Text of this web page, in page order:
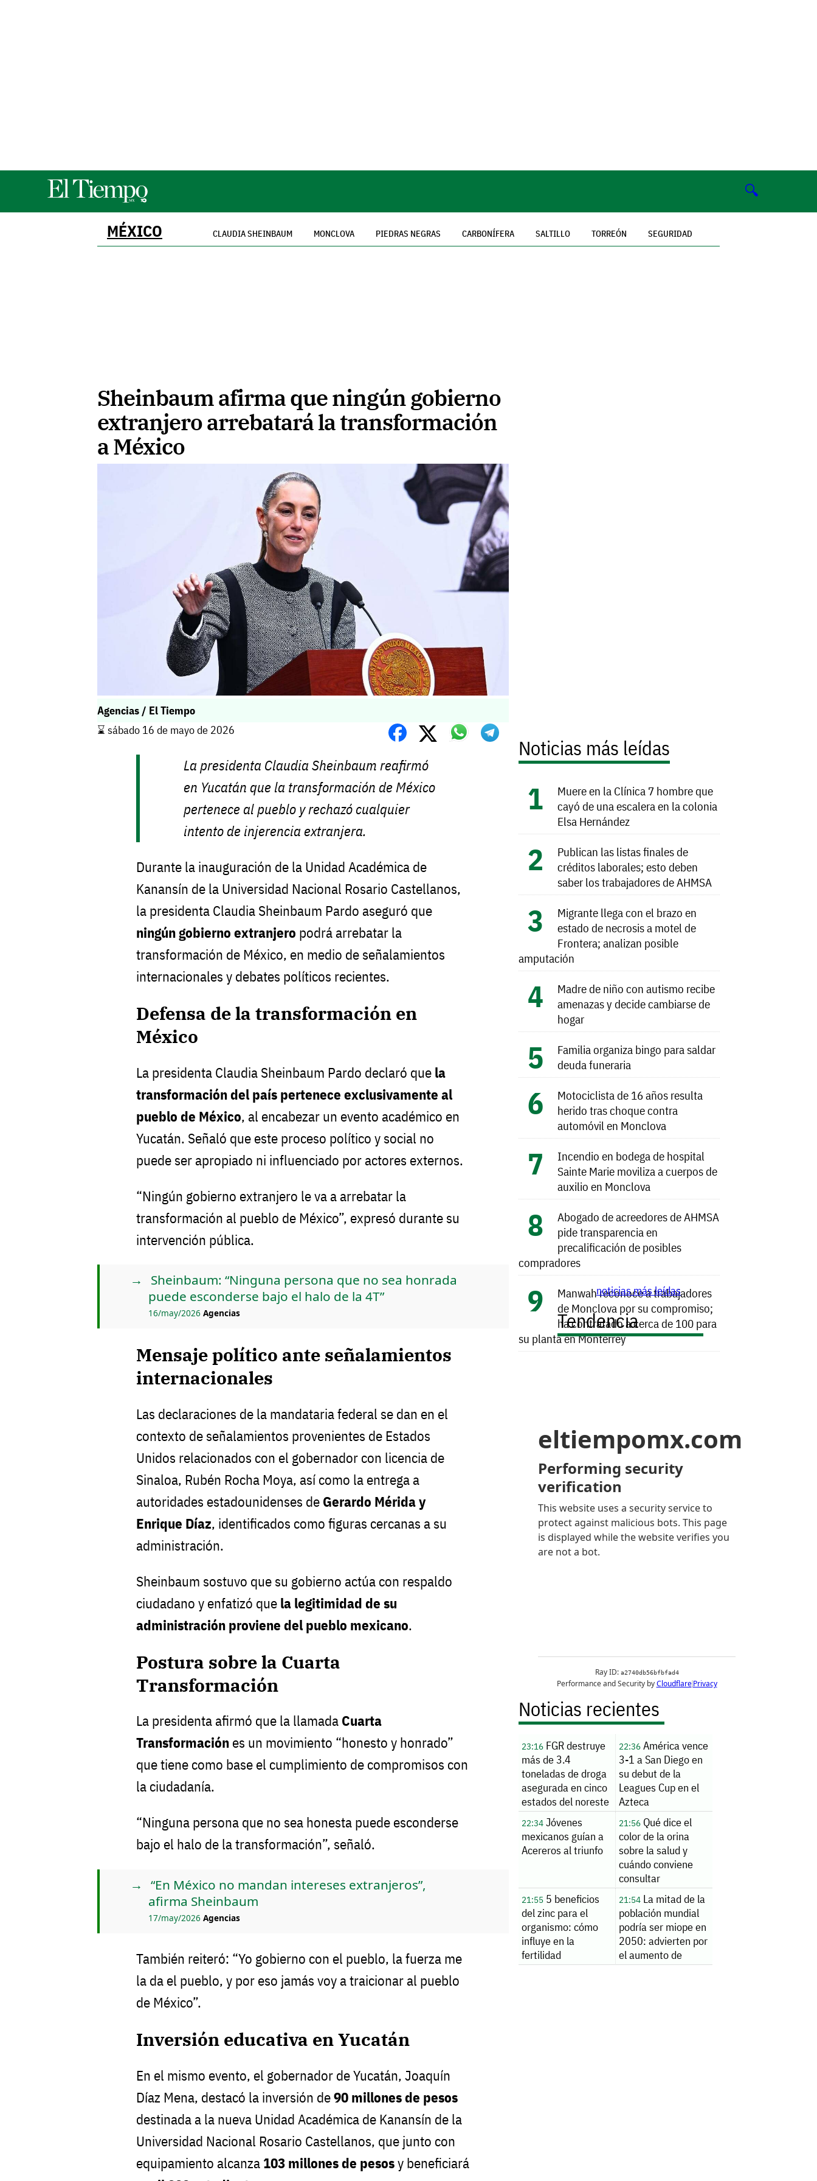
🔍
MÉXICO CLAUDIA SHEINBAUM MONCLOVA PIEDRAS NEGRAS CARBONÍFERA SALTILLO TORREÓN SEGURIDAD
Sheinbaum afirma que ningún gobierno
extranjero arrebatará la transformación
a México
Agencias / El Tiempo
⌛️ sábado 16 de mayo de 2026
La presidenta Claudia Sheinbaum reafirmó
en Yucatán que la transformación de México
pertenece al pueblo y rechazó cualquier
intento de injerencia extranjera.
Durante la inauguración de la Unidad Académica de
Kanansín de la Universidad Nacional Rosario Castellanos,
la presidenta Claudia Sheinbaum Pardo aseguró que
ningún gobierno extranjero podrá arrebatar la
transformación de México, en medio de señalamientos
internacionales y debates políticos recientes.
Defensa de la transformación en
México
La presidenta Claudia Sheinbaum Pardo declaró que la
transformación del país pertenece exclusivamente al
pueblo de México, al encabezar un evento académico en
Yucatán. Señaló que este proceso político y social no
puede ser apropiado ni influenciado por actores externos.
“Ningún gobierno extranjero le va a arrebatar la
transformación al pueblo de México”, expresó durante su
intervención pública.
Sheinbaum: “Ninguna persona que no sea honrada
puede esconderse bajo el halo de la 4T”
16/may/2026 Agencias
Mensaje político ante señalamientos
internacionales
Las declaraciones de la mandataria federal se dan en el
contexto de señalamientos provenientes de Estados
Unidos relacionados con el gobernador con licencia de
Sinaloa, Rubén Rocha Moya, así como la entrega a
autoridades estadounidenses de Gerardo Mérida y
Enrique Díaz, identificados como figuras cercanas a su
administración.
Sheinbaum sostuvo que su gobierno actúa con respaldo
ciudadano y enfatizó que la legitimidad de su
administración proviene del pueblo mexicano.
Postura sobre la Cuarta
Transformación
La presidenta afirmó que la llamada Cuarta
Transformación es un movimiento “honesto y honrado”
que tiene como base el cumplimiento de compromisos con
la ciudadanía.
“Ninguna persona que no sea honesta puede esconderse
bajo el halo de la transformación”, señaló.
“En México no mandan intereses extranjeros”,
afirma Sheinbaum
17/may/2026 Agencias
También reiteró: “Yo gobierno con el pueblo, la fuerza me
la da el pueblo, y por eso jamás voy a traicionar al pueblo
de México”.
Inversión educativa en Yucatán
En el mismo evento, el gobernador de Yucatán, Joaquín
Díaz Mena, destacó la inversión de90 millones de pesos
destinada a la nueva Unidad Académica de Kanansín de la
Universidad Nacional Rosario Castellanos, que junto con
equipamiento alcanza 103 millones de pesosy beneficiará
Noticias más leídas
Muere en la Clínica 7 hombre que
cayó de una escalera en la colonia
Elsa Hernández
Publican las listas finales de
créditos laborales; esto deben
saber los trabajadores de AHMSA
Migrante llega con el brazo en
estado de necrosis a motel de
Frontera; analizan posible
amputación
Madre de niño con autismo recibe
amenazas y decide cambiarse de
hogar
Familia organiza bingo para saldar
deuda funeraria
Motociclista de 16 años resulta
herido tras choque contra
automóvil en Monclova
Incendio en bodega de hospital
Sainte Marie moviliza a cuerpos de
auxilio en Monclova
Abogado de acreedores de AHMSA
pide transparencia en
precalificación de posibles
compradores
Manwah reconoce a trabajadores
de Monclova por su compromiso;
ha contratado a cerca de 100 para
su planta en Monterrey
noticias más leídas
Tendencia
Noticias recientes
23:16 FGR destruye
más de 3.4
toneladas de droga
asegurada en cinco
estados del noreste
22:36América vence
3-1 a San Diego en
su debut de la
Leagues Cup en el
Azteca
22:34 Jóvenes
mexicanos guían a
Acereros al triunfo
21:56Qué dice el
color de la orina
sobre la salud y
cuándo conviene
consultar
21:55 5 beneficios
del zinc para el
organismo: cómo
influye en la
fertilidad
21:54La mitad de la
población mundial
podría ser miope en
2050: advierten por
el aumento de
casos